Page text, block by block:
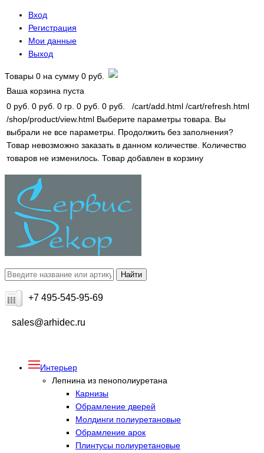
Вход
Регистрация
Мои данные
Выход
Товары 0 на сумму 0 руб.
Ваша корзина пуста
0 руб. 0 руб. 0 гр. 0 руб. 0 руб. /cart/add.html /cart/refresh.html
/shop/product/view.html Выберите параметры товара.
Вы
выбрали не все параметры. Продолжить без заполнения?
Товар невозможно заказать в данном количестве. Количество
товаров не изменилось. Товар добавлен в корзину
+7 495-545-95-69
sales@arhidec.ru
Интерьер
Лепнина из пенополиуретана
Карнизы
Обрамление дверей
Молдинги полиуретановые
Обрамление арок
Плинтусы полиуретановые